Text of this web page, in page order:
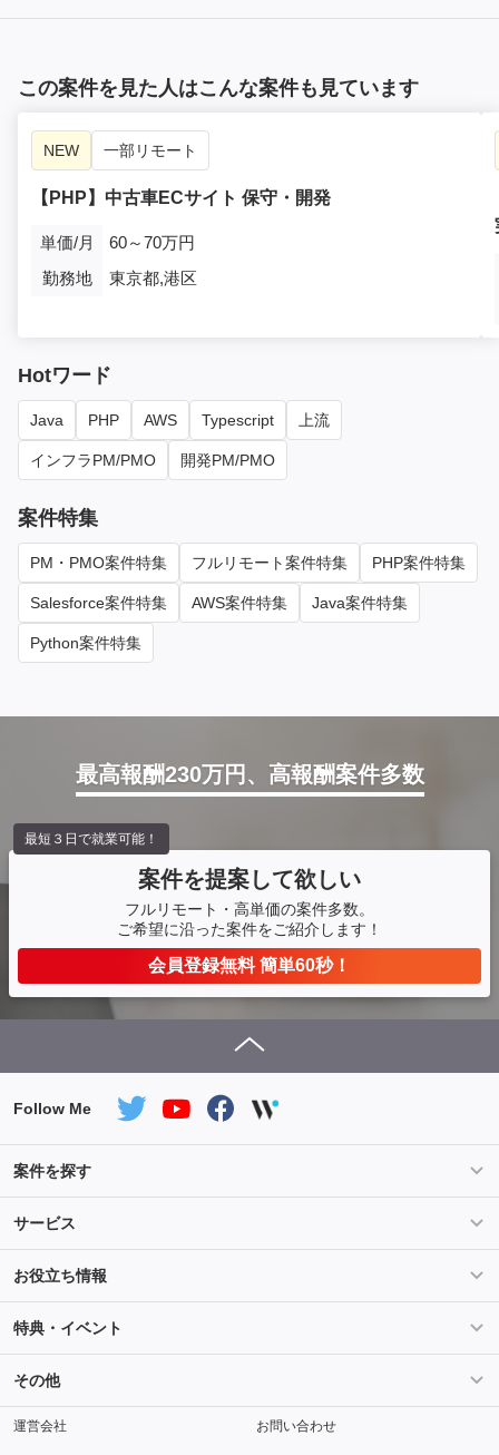
この案件を見た人はこんな案件も見ています
NEW 一部リモート
【PHP】中古車ECサイト 保守・開発
単価/月
60～70万円
勤務地
東京都,港区
Hotワード
Java PHP AWS Typescript 上流
インフラPM/PMO 開発PM/PMO
案件特集
PM・PMO案件特集 フルリモート案件特集 PHP案件特集
Salesforce案件特集 AWS案件特集 Java案件特集
Python案件特集
最高報酬230万円、高報酬案件多数
案件を提案して欲しい
フルリモート・高単価の案件多数。
ご希望に沿った案件をご紹介します！
会員登録無料 簡単60秒！
最短３日で就業可能！
Follow Me
案件を探す
条件を指定して案件を探す
Salesforce案件特集 AWS案件特集
サービス
サービス紹介
ご登録から参画までの流れ フリーランスの声
お役立ち情報
ライフ
キャリア スキル・テクノロジー
特典・イベント
セミナー
その他
メディアパートナー 採用
運営会社 お問い合わせ